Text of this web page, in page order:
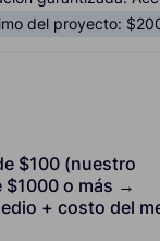
del proyecto:
$100 (nuestro
$1000 o más →
+ costo del